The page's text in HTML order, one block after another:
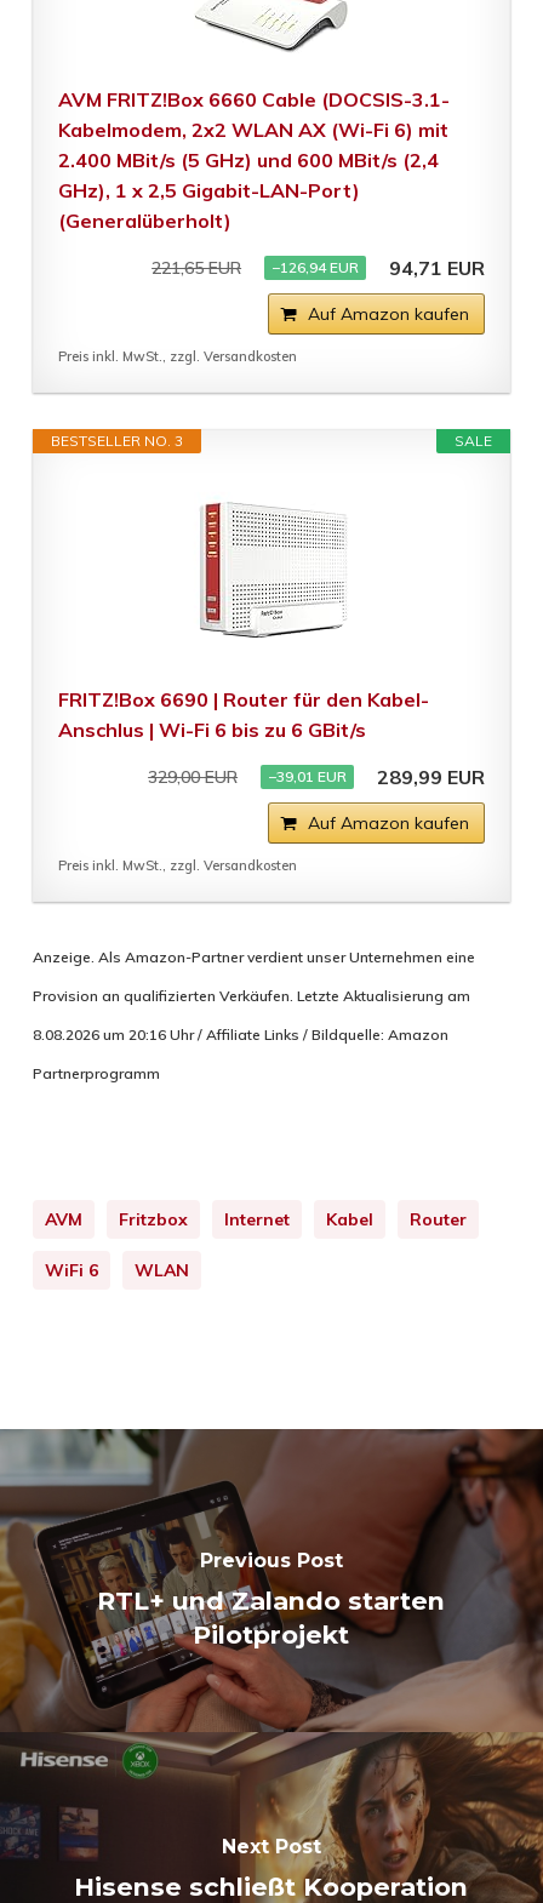
AVM FRITZ!Box 6660 Cable (DOCSIS-3.1-
Kabelmodem, 2x2 WLAN AX (Wi-Fi 6) mit
2.400 MBit/s (5 GHz) und 600 MBit/s (2,4
GHz), 1 x 2,5 Gigabit-LAN-Port)
(Generalüberholt)
221,65 EUR −126,94 EUR 94,71 EUR
Auf Amazon kaufen
Preis inkl. MwSt., zzgl. Versandkosten
SALE
BESTSELLER NO. 3
FRITZ!Box 6690 | Router für den Kabel-
Anschlus | Wi-Fi 6 bis zu 6 GBit/s
329,00 EUR −39,01 EUR 289,99 EUR
Auf Amazon kaufen
Preis inkl. MwSt., zzgl. Versandkosten
Anzeige. Als Amazon-Partner verdient unser Unternehmen eine
Provision an qualifizierten Verkäufen. Letzte Aktualisierung am
8.08.2026 um 20:16 Uhr / Affiliate Links / Bildquelle: Amazon
Partnerprogramm
AVM Fritzbox Internet Kabel Router
WiFi 6 WLAN
Previous Post
RTL+ und Zalando starten
Pilotprojekt
Next Post
Hisense schließt Kooperation